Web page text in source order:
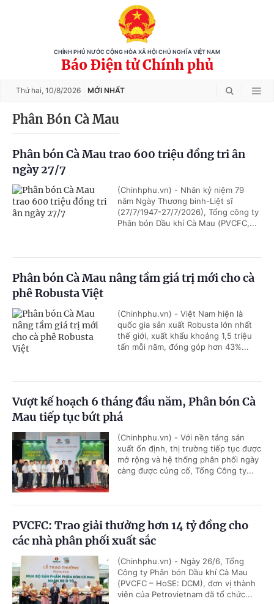
CHÍNH PHỦ NƯỚC CỘNG HÒA XÃ HỘI CHỦ NGHĨA VIỆT NAM
Báo Điện tử Chính phủ
Thứ hai, 10/8/2026 MỚI NHẤT
Phân Bón Cà Mau
Phân bón Cà Mau trao 600 triệu đồng tri ân
ngày 27/7
(Chinhphu.vn) - Nhân kỷ niệm 79
năm Ngày Thương binh-Liệt sĩ
(27/7/1947-27/7/2026), Tổng công ty
Phân bón Dầu khí Cà Mau (PVCFC,...
Phân bón Cà Mau nâng tầm giá trị mới cho cà
phê Robusta Việt
(Chinhphu.vn) - Việt Nam hiện là
quốc gia sản xuất Robusta lớn nhất
thế giới, xuất khẩu khoảng 1,5 triệu
tấn mỗi năm, đóng góp hơn 43%...
Vượt kế hoạch 6 tháng đầu năm, Phân bón Cà
Mau tiếp tục bứt phá
(Chinhphu.vn) - Với nền tảng sản
xuất ổn định, thị trường tiếp tục được
mở rộng và hệ thống phân phối ngày
càng được củng cố, Tổng Công ty...
PVCFC: Trao giải thưởng hơn 14 tỷ đồng cho
các nhà phân phối xuất sắc
(Chinhphu.vn) - Ngày 26/6, Tổng
Công ty Phân bón Dầu khí Cà Mau
(PVCFC – HoSE: DCM), đơn vị thành
viên của Petrovietnam đã tổ chức...